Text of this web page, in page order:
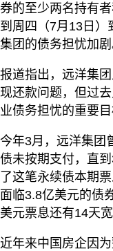
券的至少两名持有
到周四（7月13日）
集团的债务担忧加剧
报道指出，远洋集
现还款问题，但过
业债务担忧的重要目
今年3月，远洋集团
债未按期支付，直
了这笔永续债本期
面临3.8亿美元的债
美元票息还有14天宽
近年来中国房企因